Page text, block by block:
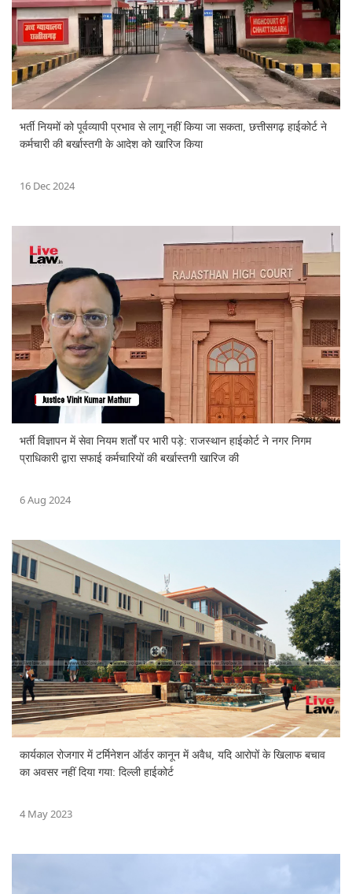
भर्ती नियमों को पूर्वव्यापी प्रभाव से लागू नहीं किया जा सकता, छत्तीसगढ़ हाईकोर्ट ने
कर्मचारी की बर्खास्तगी के आदेश को खारिज किया
16 Dec 2024
भर्ती विज्ञापन में सेवा नियम शर्तों पर भारी पड़े: राजस्थान हाईकोर्ट ने नगर निगम
प्राधिकारी द्वारा सफाई कर्मचारियों की बर्खास्तगी खारिज की
6 Aug 2024
कार्यकाल रोजगार में टर्मिनेशन ऑर्डर कानून में अवैध, यदि आरोपों के खिलाफ बचाव
का अवसर नहीं दिया गया: दिल्ली हाईकोर्ट
4 May 2023